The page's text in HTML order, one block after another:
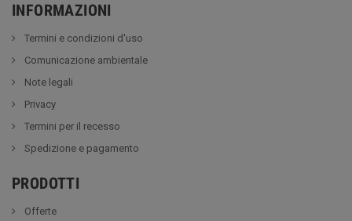
INFORMAZIONI
Termini e condizioni d'uso
Comunicazione ambientale
Note legali
Privacy
Termini per il recesso
Spedizione e pagamento
PRODOTTI
Offerte